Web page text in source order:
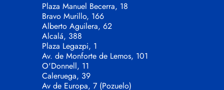
Plaza Manuel Becerra, 18
Bravo Murillo, 166
Alberto Aguilera, 62
Alcalá, 388
Plaza Legazpi, 1
Av. de Monforte de Lemos, 101
O'Donnell, 11
Caleruega, 39
Av de Europa, 7 (Pozuelo)